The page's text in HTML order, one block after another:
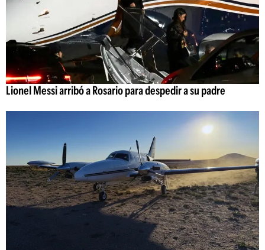
Lionel Messi arribó a Rosario para despedir a su padre